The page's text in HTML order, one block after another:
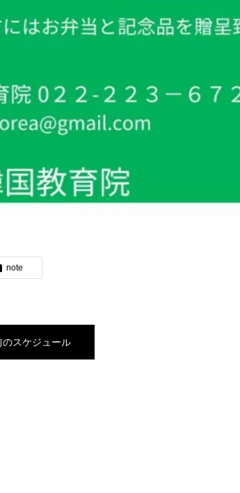
note
のスケジュール